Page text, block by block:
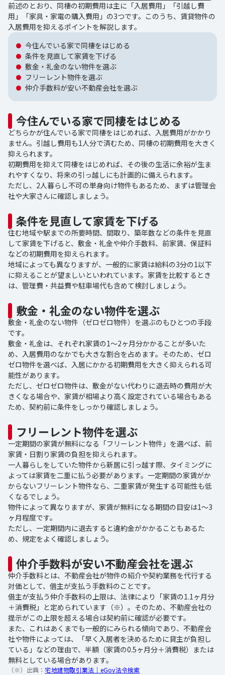
前述のとおり、同棲の初期費用は主に「入居費用」「引越し費
用」「家具・家電の購入費用」の3つです。このうち、賃貸物件の
入居費用を抑えるポイントを解説します。
今住んでいる家で同棲をはじめる
条件を見直して家賃を下げる
敷金・礼金のない物件を選ぶ
フリーレント物件を選ぶ
仲介手数料が安い不動産会社を選ぶ
今住んでいる家で同棲をはじめる
どちらかが住んでいる家で同棲をはじめれば、入居費用がかかり
ません。引越し費用も1人分で済むため、同棲の初期費用を大きく
抑えられます。
初期費用を抑えて同棲をはじめれば、その後の生活に余裕が生ま
れやすくなり、将来の引っ越しにも計画的に備えられます。
ただし、2人暮らし不可の単身向け物件もあるため、まずは管理会
社や大家さんに確認しましょう。
条件を見直して家賃を下げる
住む地域や駅までの所要時間、間取り、築年数などの条件を見直
して家賃を下げると、敷金・礼金や仲介手数料、前家賃、保証料
などの初期費用を抑えられます。
地域によっても異なりますが、一般的に家賃は給料の3分の1以下
に抑えることが望ましいといわれています。家賃を比較するとき
は、管理費・共益費や駐車場代も含めて検討しましょう。
敷金・礼金のない物件を選ぶ
敷金・礼金のない物件（ゼロゼロ物件）を選ぶのもひとつの手段
です。
敷金・礼金は、それぞれ家賃の1～2ヶ月分かかることが多いた
め、入居費用のなかでも大きな割合を占めます。そのため、ゼロ
ゼロ物件を選べば、入居にかかる初期費用を大きく抑えられる可
能性があります。
ただし、ゼロゼロ物件は、敷金がない代わりに退去時の費用が大
きくなる場合や、家賃が相場より高く設定されている場合もある
ため、契約前に条件をしっかり確認しましょう。
フリーレント物件を選ぶ
一定期間の家賃が無料になる「フリーレント物件」を選べば、前
家賃・日割り家賃の負担を抑えられます。
一人暮らしをしていた物件から新居に引っ越す際、タイミングに
よっては家賃を二重に払う必要があります。一定期間の家賃がか
からないフリーレント物件なら、二重家賃が発生する可能性も低
くなるでしょう。
物件によって異なりますが、家賃が無料になる期間の目安は1～3
ヶ月程度です。
ただし、一定期間内に退去すると違約金がかかることもあるた
め、規定をよく確認しましょう。
仲介手数料が安い不動産会社を選ぶ
仲介手数料とは、不動産会社が物件の紹介や契約業務を代行する
対価として、借主が支払う手数料のことです。
借主が支払う仲介手数料の上限は、法律により「家賃の1.1ヶ月分
＋消費税」と定められています（※）。そのため、不動産会社の
提示がこの上限を超える場合は契約前に確認が必要です。
また、これはあくまでも一般的にみられる傾向であり、不動産会
社や物件によっては、「早く入居者を決めるために貸主が負担し
ている」などの理由で、半額（家賃の0.5ヶ月分＋消費税）または
無料としている場合があります。
（※）出典：宅地建物取引業法｜eGov法令検索